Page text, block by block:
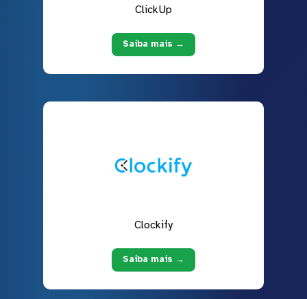
ClickUp
Saiba mais →
Clockify
Saiba mais →